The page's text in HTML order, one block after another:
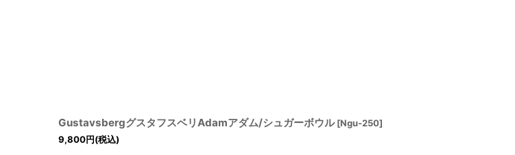
GustavsbergグスタフスベリAdamアダム/シュガーボウル [Ngu-250]
9,800円(税込)